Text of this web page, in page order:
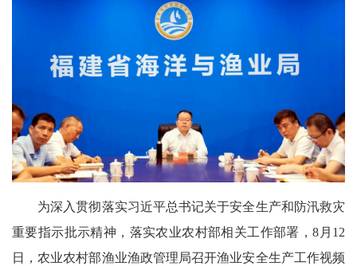
为深入贯彻落实习近平总书记关于安全生产和防汛救灾
重要指示批示精神，落实农业农村部相关工作部署，8月12
日，农业农村部渔业渔政管理局召开渔业安全生产工作视频